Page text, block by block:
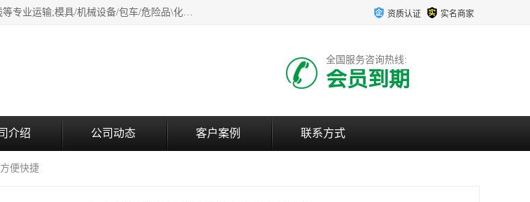
西安鸿福祥物流公司是西安轿车托运物流公司，从事：西安物流专线、西安货运专线等专业运输;模具/机械设备/包车/危险品\化工涂料/油漆机油\普通货物\食品\家具\贵重货物运输/易碎品运输/工艺品\行李\搬家运输等超限大件货物专业运输服务为一体。 资质认证 实名商家
全国服务咨询热线:
会员到期
介绍 公司动态 客户案例 联系方式
便快捷